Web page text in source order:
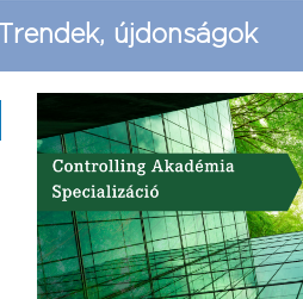
Trendek, újdonságok